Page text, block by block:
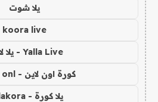
يلا شوت
koora live
Yalla Live - يلا لايف
كورة اون لاين - koora onl
يلا كورة - yallakora